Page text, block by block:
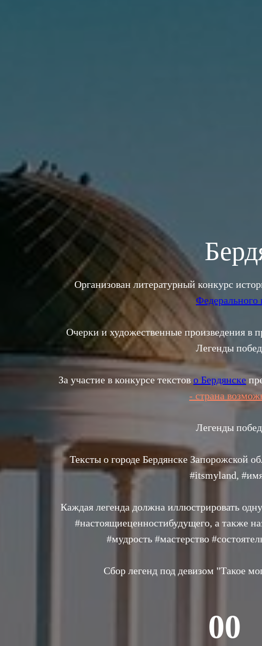
Организован литературный конкурс
Федерального
Очерки и художественные произведения в
Легенды
За участие в конкурсе текстов о Бердянске
- страна
Легенды
Тексты о городе Бердянске Запорожской
#itsmyland,
Каждая легенда должна иллюстрировать
#настоящиеценностибудущего, а также
#мудрость #мастерство
Сбор легенд под девизом "Такое
00